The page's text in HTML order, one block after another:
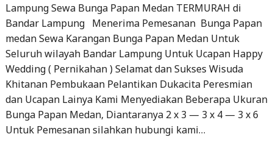
Lampung Sewa Bunga Papan Medan TERMURAH di
Bandar Lampung Menerima Pemesanan Bunga Papan
medan Sewa Karangan Bunga Papan Medan Untuk
Seluruh wilayah Bandar Lampung Untuk Ucapan Happy
Wedding ( Pernikahan ) Selamat dan Sukses Wisuda
Khitanan Pembukaan Pelantikan Dukacita Peresmian
dan Ucapan Lainya Kami Menyediakan Beberapa Ukuran
Bunga Papan Medan, Diantaranya 2 x 3 — 3 x 4 — 3 x 6
Untuk Pemesanan silahkan hubungi kami…